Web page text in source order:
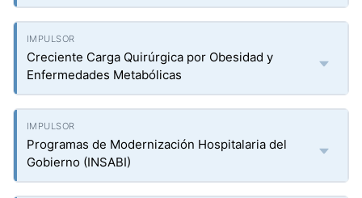
Creciente Carga Quirúrgica por Obesidad y
Enfermedades Metabólicas
Programas de Modernización Hospitalaria del
Gobierno (INSABI)